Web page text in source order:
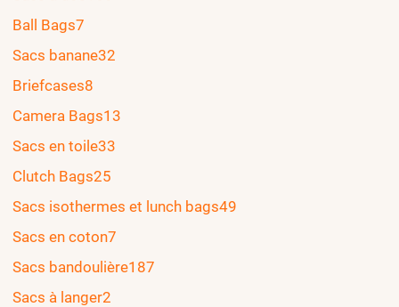
Ball Bags7
Sacs banane32
Briefcases8
Camera Bags13
Sacs en toile33
Clutch Bags25
Sacs isothermes et lunch bags49
Sacs en coton7
Sacs bandoulière187
Sacs à langer2